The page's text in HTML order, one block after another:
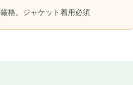
格。ジャケット着用必須